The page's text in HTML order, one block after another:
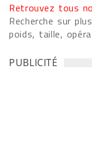
Retrouvez tous
Recherche sur
poids, taille,
PUBLICITÉ